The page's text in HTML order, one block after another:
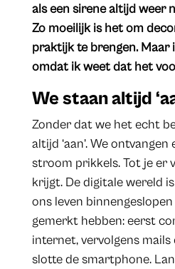
als een sirene altijd weer
Zo moeilijk is het om
praktijk te brengen. Maar
omdat ik weet dat het
We staan altijd
Zonder dat we het echt
altijd ‘aan’. We
stroom prikkels. Tot je er
krijgt. De digitale wereld
ons leven
gemerkt hebben: eerst
internet, vervolgens mails
slotte de smartphone.